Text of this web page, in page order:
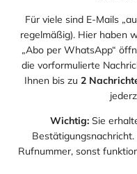
Für viele sind E-Mails
regelmäßig). Hier haben
„Abo per WhatsApp“
die vorformulierte
Ihnen bis zu 2
Wichtig:Sie
Rufnummer, sonst